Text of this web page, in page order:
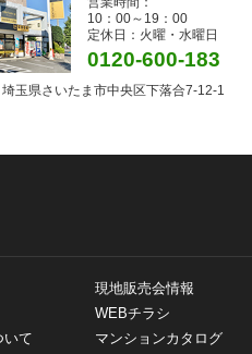
10：00～19：00
定休日：火曜・水曜日
0120-600-183
玉県さいたま市中央区下落合7-12-1
いて
現地販売会情報
WEBチラシ
マンションカタログ